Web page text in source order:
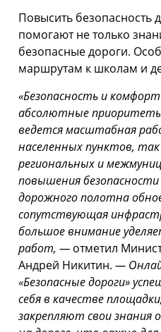
Повысить безопасность
помогают не только
безопасные дороги.
маршрутам к школам и
«Безопасность и
абсолютные
ведется масштабная
населенных пунктов,
региональных и
повышения
дорожного полотна
сопутствующая
большое внимание
работ, ― отметил
Андрей Никитин. ―
«Безопасные дороги»
себя в качестве
закрепляют свои знания